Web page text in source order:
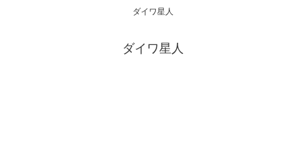
ダイワ星人
ダイワ星人